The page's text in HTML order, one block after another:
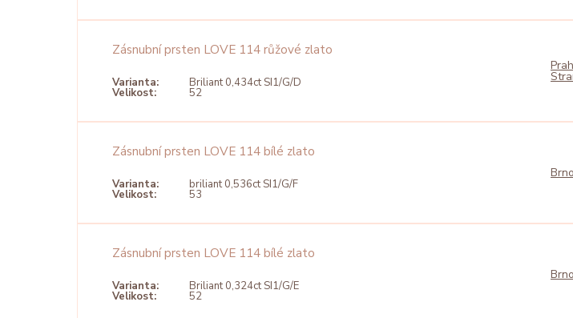
Zásnubní prsten LOVE 114 růžové zlato
Varianta: Briliant 0,434ct SI1/G/D
Velikost: 52
Zásnubní prsten LOVE 114 bílé zlato
Varianta: briliant 0,536ct SI1/G/F
Velikost: 53
Brno
Zásnubní prsten LOVE 114 bílé zlato
Varianta: Briliant 0,324ct SI1/G/E
Velikost: 52
Brno